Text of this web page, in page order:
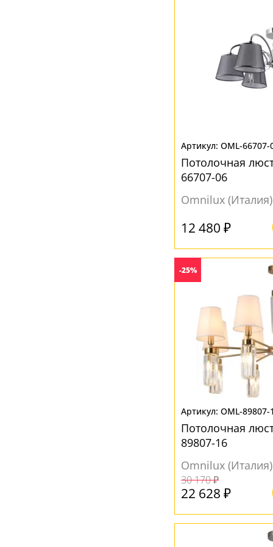
OML-66707-
Потолочная
66707-06
Omnilux (Италия)
12 480 ₽
-25%
OML-89807-
Потолочная
89807-16
Omnilux (Италия)
30 170 ₽
22 628 ₽